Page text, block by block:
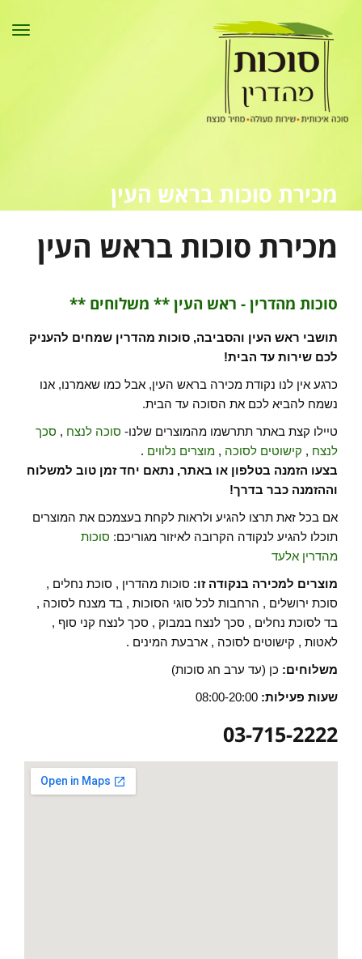
מכירת סוכות בראש העין
מכירת סוכות בראש העין
סוכות מהדרין - ראש העין ** משלוחים **
תושבי ראש העין והסביבה, סוכות מהדרין שמחים להעניק
לכם שירות עד הבית!
כרגע אין לנו נקודת מכירה בראש העין, אבל כמו שאמרנו, אנו
נשמח להביא לכם את הסוכה עד הבית.
טיילו קצת באתר תתרשמו מהמוצרים שלנו- סוכה לנצח , סכך
לנצח , קישוטים לסוכה , מוצרים נלווים .
בצעו הזמנה בטלפון או באתר, נתאם יחד זמן טוב למשלוח
וההזמנה כבר בדרך!
אם בכל זאת תרצו להגיע ולראות לקחת בעצמכם את המוצרים
תוכלו להגיע לנקודה הקרובה לאיזור מגוריכם: סוכות
מהדרין אלעד
מוצרים למכירה בנקודה זו: סוכות מהדרין , סוכת נחלים ,
סוכת ירושלים , הרחבות לכל סוגי הסוכות , בד מצנח לסוכה ,
בד לסוכת נחלים , סכך לנצח במבוק , סכך לנצח קני סוף ,
לאטות , קישוטים לסוכה , ארבעת המינים .
משלוחים: כן (עד ערב חג סוכות)
שעות פעילות:
03-715-2222